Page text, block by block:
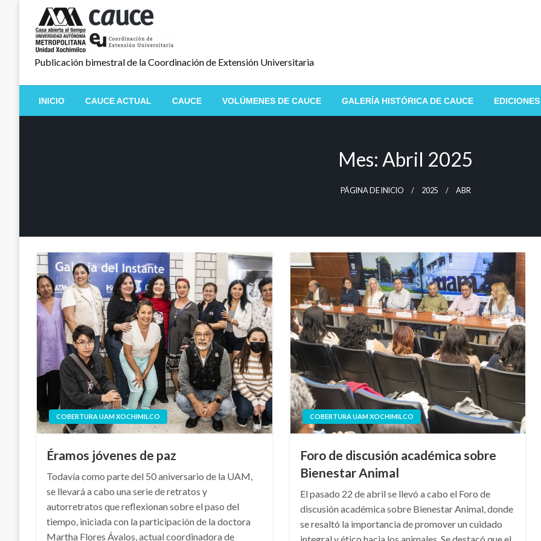
contenido
Publicación bimestral de la Coordinación de Extensión Universitaria
INICIO CAUCE ACTUAL CAUCE VOLÚMENES DE CAUCE GALERÍA HISTÓRICA DE CAUCE
Mes: Abril 2025
PÁGINA DE INICIO 2025 ABR
COBERTURA UAM XOCHIMILCO
Éramos jóvenes de paz
Todavía como parte del 50 aniversario de la UAM,
se llevará a cabo una serie de retratos y
autorretratos que reflexionan sobre el paso del
tiempo, iniciada con la participación de la doctora
Martha Flores Ávalos, actual coordinadora de
COBERTURA UAM XOCHIMILCO
Foro de discusión académica sobre
Bienestar Animal
El pasado 22 de abril se llevó a cabo el Foro de
discusión académica sobre Bienestar Animal, donde
se resaltó la importancia de promover un cuidado